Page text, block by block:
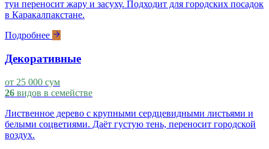
туи переносит жару и засуху. Подходит для городских посадок
в Каракалпакстане.
Подробнее
Декоративные
от 25 000 сум
26 видов в семействе
Лиственное дерево с крупными сердцевидными листьями и
белыми соцветиями. Даёт густую тень, переносит городской
воздух.